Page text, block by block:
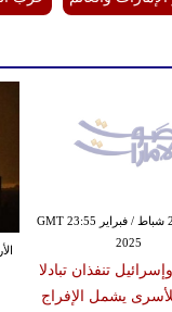
السبت ,22 شباط / فبراير GMT 23:55
2025
تنفذان تبادلا
يشمل الإفراج